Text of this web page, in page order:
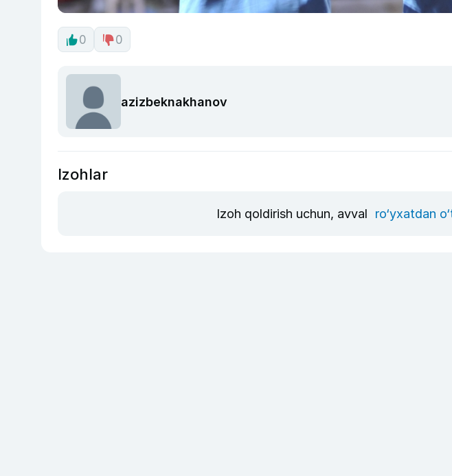
0 0
azizbeknakhanov
Izohlar
Izoh qoldirish uchun, avval ro‘yxatdan